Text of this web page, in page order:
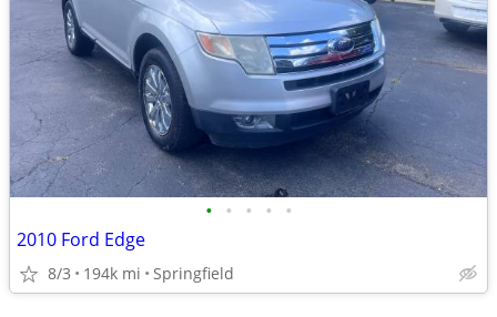
• • • • •
2010 Ford Edge
8/3 194k mi Springfield